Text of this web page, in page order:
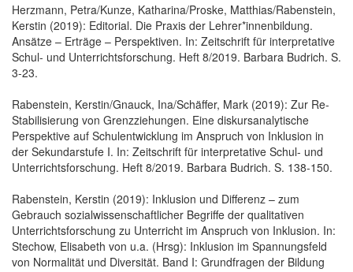
Herzmann, Petra/Kunze, Katharina/Proske, Matthias/Rabenstein,
Kerstin (2019): Editorial. Die Praxis der Lehrer*innenbildung.
Ansätze – Erträge – Perspektiven. In: Zeitschrift für interpretative
Schul- und Unterrichtsforschung. Heft 8/2019. Barbara Budrich. S.
3-23.
Rabenstein, Kerstin/Gnauck, Ina/Schäffer, Mark (2019): Zur Re-
Stabilisierung von Grenzziehungen. Eine diskursanalytische
Perspektive auf Schulentwicklung im Anspruch von Inklusion in
der Sekundarstufe I. In: Zeitschrift für interpretative Schul- und
Unterrichtsforschung. Heft 8/2019. Barbara Budrich. S. 138-150.
Rabenstein, Kerstin (2019): Inklusion und Differenz – zum
Gebrauch sozialwissenschaftlicher Begriffe der qualitativen
Unterrichtsforschung zu Unterricht im Anspruch von Inklusion. In:
Stechow, Elisabeth von u.a. (Hrsg): Inklusion im Spannungsfeld
von Normalität und Diversität. Band I: Grundfragen der Bildung